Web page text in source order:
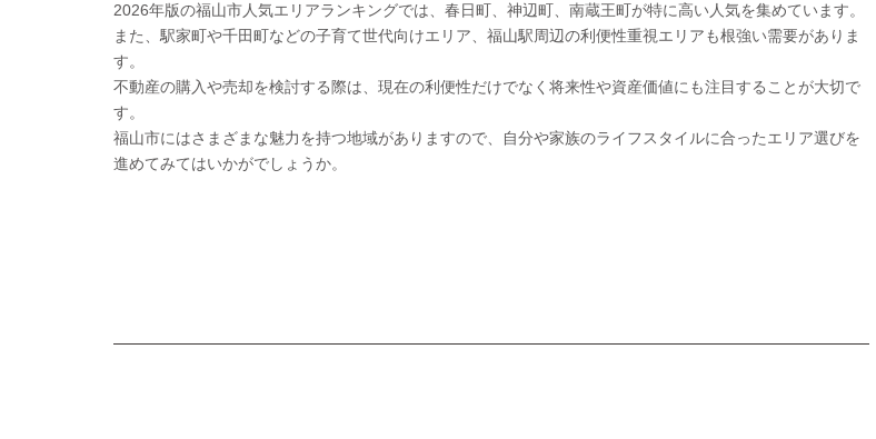
2026年版の福山市人気エリアランキングでは、春日町、神辺町、南蔵王町が特に高い人気を集めています。
また、駅家町や千田町などの子育て世代向けエリア、福山駅周辺の利便性重視エリアも根強い需要がありま
す。
不動産の購入や売却を検討する際は、現在の利便性だけでなく将来性や資産価値にも注目することが大切で
す。
福山市にはさまざまな魅力を持つ地域がありますので、自分や家族のライフスタイルに合ったエリア選びを
進めてみてはいかがでしょうか。